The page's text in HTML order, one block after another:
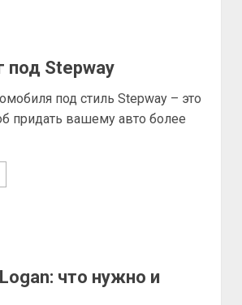
под Stepway
под стиль Stepway – это
придать вашему авто более
что нужно и